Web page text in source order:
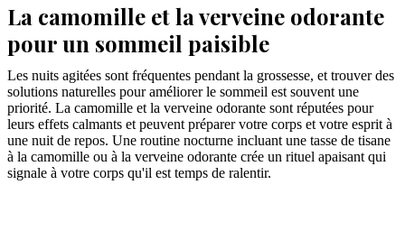
La camomille et la verveine odorante
pour un sommeil paisible
Les nuits agitées sont fréquentes pendant la grossesse, et trouver des
solutions naturelles pour améliorer le sommeil est souvent une
priorité. La camomille et la verveine odorante sont réputées pour
leurs effets calmants et peuvent préparer votre corps et votre esprit à
une nuit de repos. Une routine nocturne incluant une tasse de tisane
à la camomille ou à la verveine odorante crée un rituel apaisant qui
signale à votre corps qu'il est temps de ralentir.